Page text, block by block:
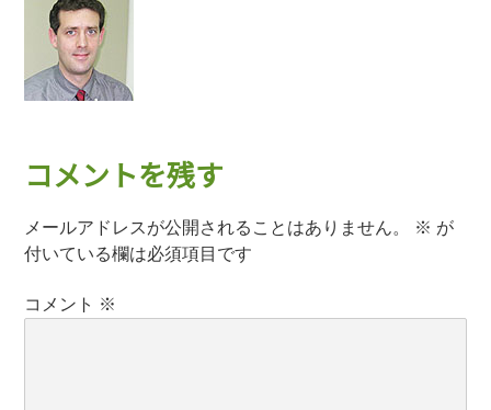
コメントを残す
メールアドレスが公開されることはありません。 ※ が
付いている欄は必須項目です
コメント ※